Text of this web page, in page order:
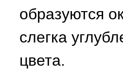
образуются
слегка
цвета.